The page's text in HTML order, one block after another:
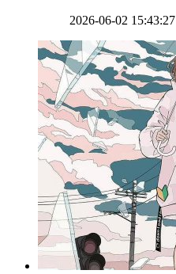
2026-06-02 15:43:27